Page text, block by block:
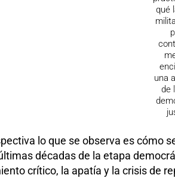
qué
una
de
lo que se observa es cómo
décadas de la etapa
crítico, la apatía y la crisis de